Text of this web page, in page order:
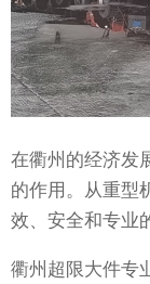
在衢州的经济发
的作用。从重型
效、安全和专业
衢州超限大件专